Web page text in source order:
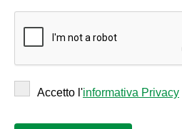
Accetto l'informativa Privacy